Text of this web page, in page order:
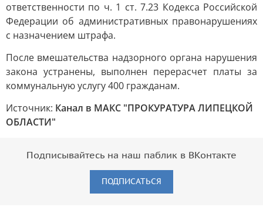
ответственности по ч. 1 ст. 7.23 Кодекса Российской
Федерации об административных правонарушениях
с назначением штрафа.
После вмешательства надзорного органа нарушения
закона устранены, выполнен перерасчет платы за
коммунальную услугу 400 гражданам.
Источник: Канал в МАКС "ПРОКУРАТУРА ЛИПЕЦКОЙ
ОБЛАСТИ"
Подписывайтесь на наш паблик в ВКонтакте
ПОДПИСАТЬСЯ